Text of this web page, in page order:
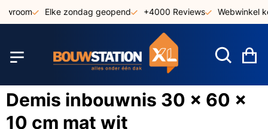
naar
Elke zondag geopend +4000 Reviews Webwinkel
Demis inbouwnis 30 x 60 x
10 cm mat wit